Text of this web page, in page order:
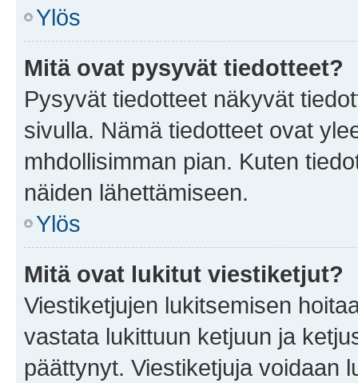
Ylös
Mitä ovat pysyvät tiedotteet?
Pysyvät tiedotteet näkyvät
sivulla. Nämä tiedotteet ovat
mhdollisimman pian. Kuten
näiden lähettämiseen.
Ylös
Mitä ovat lukitut viestiketjut?
Viestiketjujen lukitsemisen
vastata lukittuun ketjuun ja
päättynyt. Viestiketjuja voidaan